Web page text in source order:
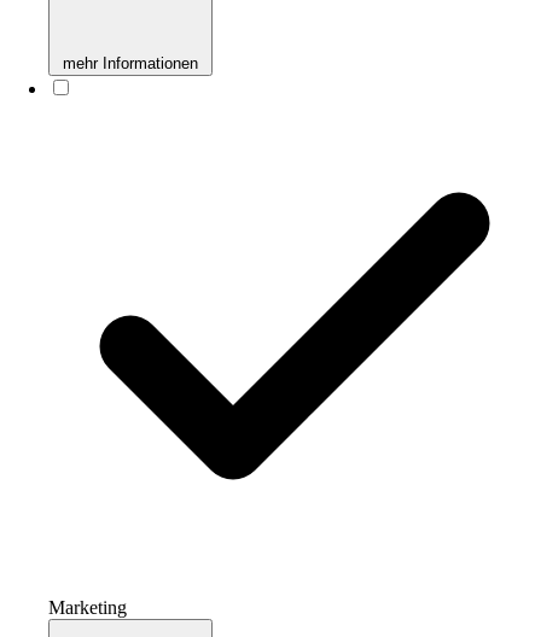
mehr Informationen
Marketing